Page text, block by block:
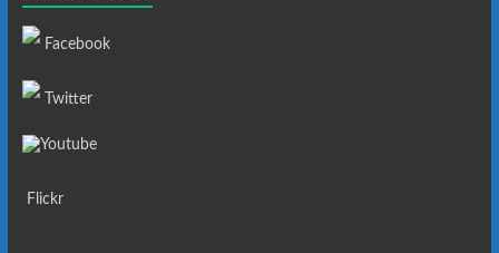
Facebook
Twitter
Youtube
Flickr